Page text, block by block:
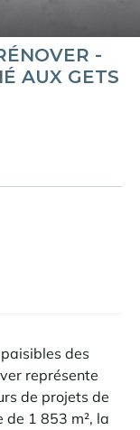
-
AUX GETS
des
représente
de projets de
1 853 m², la